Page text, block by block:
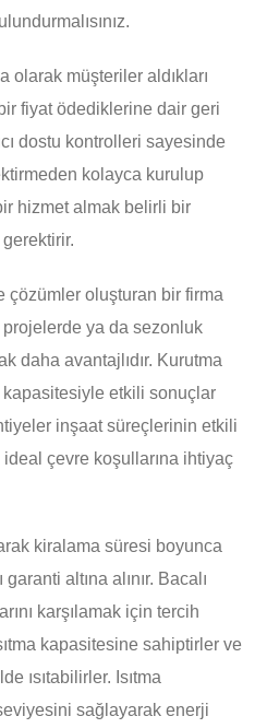
olarak müşteriler aldıkları
fiyat ödediklerine dair geri
dostu kontrolleri sayesinde
kolayca kurulup
hizmet almak belirli bir
çözümler oluşturan bir firma
ya da sezonluk
daha avantajlıdır. Kurutma
kapasitesiyle etkili sonuçlar
inşaat süreçlerinin etkili
çevre koşullarına ihtiyaç
kiralama süresi boyunca
altına alınır. Bacalı
karşılamak için tercih
kapasitesine sahiptirler ve
ısıtabilirler. Isıtma
sağlayarak enerji